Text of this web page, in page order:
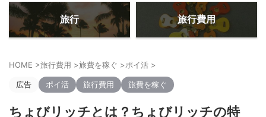
旅行 旅行費用
HOME >旅行費用 >旅費を稼ぐ >ポイ活 >
広告 ポイ活 旅行費用 旅費を稼ぐ
ちょびリッチとは？ちょびリッチの特